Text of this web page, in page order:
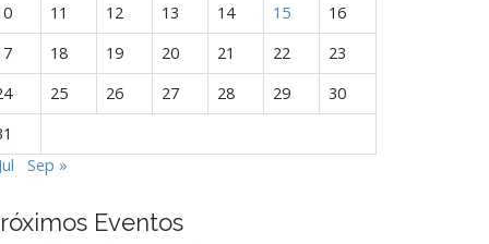
11 12 13 14 15
16
18 19 20 21 22
23
25 26 27 28 29
30
Sep »
Eventos